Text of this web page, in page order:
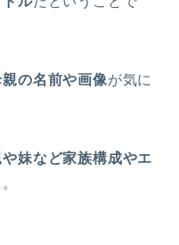
親の名前や画像が気に
や妹など家族構成やエ